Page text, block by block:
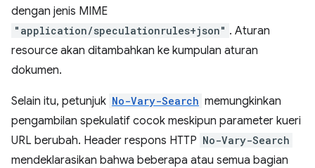
dengan jenis MIME
"application/speculationrules+json" . Aturan
resource akan ditambahkan ke kumpulan aturan
dokumen.
Selain itu, petunjuk No-Vary-Search memungkinkan
pengambilan spekulatif cocok meskipun parameter kueri
URL berubah. Header respons HTTP No-Vary-Search
mendeklarasikan bahwa beberapa atau semua bagian